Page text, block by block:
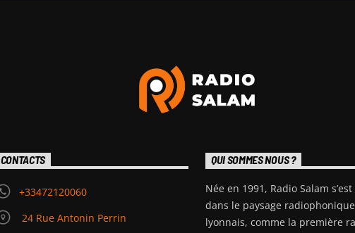
CONTACTS
+33472120060
24 Rue Antonin Perrin
QUI SOMMES NOUS ?
Née en 1991, Radio Salam
dans le paysage radiophonique
lyonnais, comme la première